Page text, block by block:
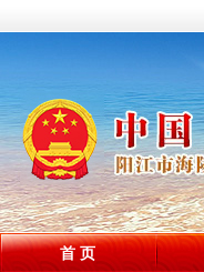
首 页